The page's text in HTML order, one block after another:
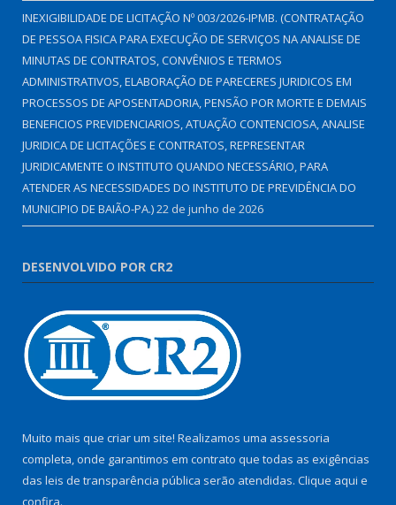
INEXIGIBILIDADE DE LICITAÇÃO Nº 003/2026-IPMB. (CONTRATAÇÃO
DE PESSOA FISICA PARA EXECUÇÃO DE SERVIÇOS NA ANALISE DE
MINUTAS DE CONTRATOS, CONVÊNIOS E TERMOS
ADMINISTRATIVOS, ELABORAÇÃO DE PARECERES JURIDICOS EM
PROCESSOS DE APOSENTADORIA, PENSÃO POR MORTE E DEMAIS
BENEFICIOS PREVIDENCIARIOS, ATUAÇÃO CONTENCIOSA, ANALISE
JURIDICA DE LICITAÇÕES E CONTRATOS, REPRESENTAR
JURIDICAMENTE O INSTITUTO QUANDO NECESSÁRIO, PARA
ATENDER AS NECESSIDADES DO INSTITUTO DE PREVIDÊNCIA DO
MUNICIPIO DE BAIÃO-PA.)22 de junho de 2026
DESENVOLVIDO POR CR2
Muito mais que criar um site! Realizamos uma assessoria
completa, onde garantimos em contrato que todas as exigências
das leis de transparência pública serão atendidas. Clique aqui e
confira.